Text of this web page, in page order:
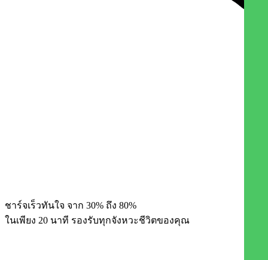
ชาร์จเร็วทันใจ จาก 30% ถึง 80%
ในเพียง 20 นาที รองรับทุกจังหวะชีวิตของคุณ